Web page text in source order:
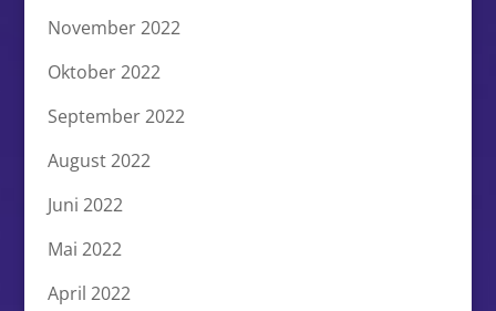
November 2022
Oktober 2022
September 2022
August 2022
Juni 2022
Mai 2022
April 2022